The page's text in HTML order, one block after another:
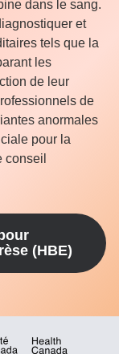
dans le sang.
et
tels que la
les
de leur
de
anormales
pour la
conseil
(HBE)